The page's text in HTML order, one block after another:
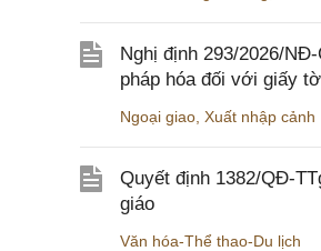
Nghị định 293/2026/
pháp hóa đối với giấy
Ngoại giao Xuất nhập cảnh
Quyết định 1382/QĐ-
giáo
Văn hóa-Thể thao-Du lịch